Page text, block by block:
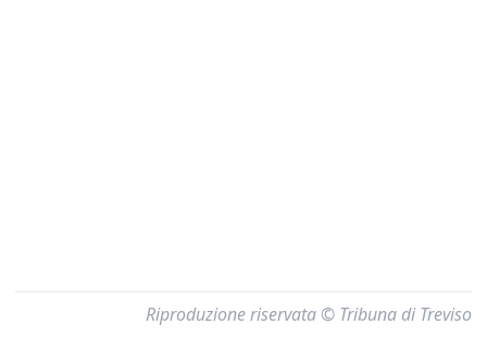
Riproduzione riservata © Tribuna di Treviso